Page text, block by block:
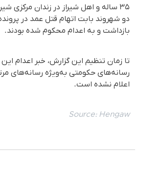
۳۵ ساله و اهل شیراز در زندان مرکزی
دو شهروند بابت اتهام قتل عمد در
بازداشت و به اعدام محکوم شده بودند.
تا زمان تنظیم این گزارش، خبر اعدام این
رسانه‌های حکومتی به‌ویژه رسانه‌های
اعلام نشده است.
Source: Hengaw